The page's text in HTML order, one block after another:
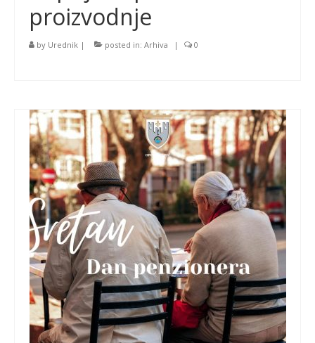
proizvodnje
by Urednik | posted in: Arhiva | 0